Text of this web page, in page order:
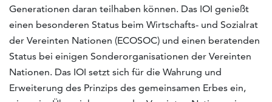
Generationen daran teilhaben können. Das IOI genießt
einen besonderen Status beim Wirtschafts- und Sozialrat
der Vereinten Nationen (ECOSOC) und einen beratenden
Status bei einigen Sonderorganisationen der Vereinten
Nationen. Das IOI setzt sich für die Wahrung und
Erweiterung des Prinzips des gemeinsamen Erbes ein,